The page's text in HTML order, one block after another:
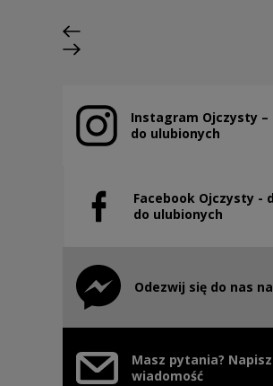
Previous slide
Next slide
Instagram Ojczysty –
do ulubionych
Note, the link will open in a
Facebook Ojczysty -
do ulubionych
Note, the link will open in a
Odezwij się do nas
Note, the link will open in a
Masz pytania?
wiadomość